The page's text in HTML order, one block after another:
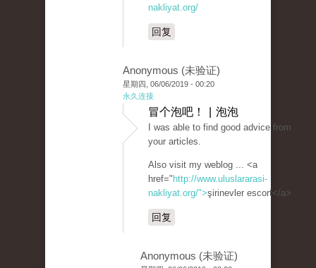
nakliyat.org/
回复
Anonymous (未验证)
星期四, 06/06/2019 - 00:20
永久连接
冒个泡吧！ | 泡泡
I was able to find good advice from
your articles.
Also visit my weblog ... <a
href=" http://www.uluslararasi-
nakliyat.org/">şirinevler escort</a>
回复
Anonymous (未验证)